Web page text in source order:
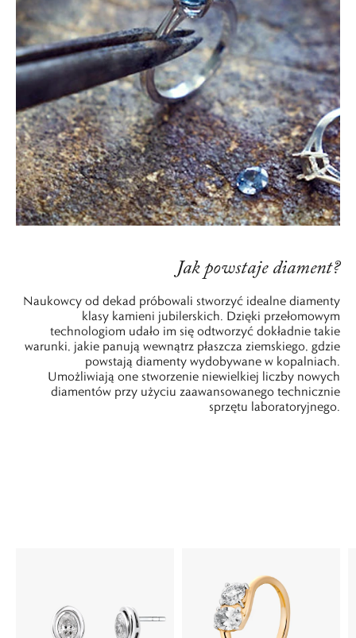
Jak powstaje diament?
Naukowcy od dekad próbowali stworzyć idealne diamenty
klasy kamieni jubilerskich. Dzięki przełomowym
technologiom udało im się odtworzyć dokładnie takie
warunki, jakie panują wewnątrz płaszcza ziemskiego, gdzie
powstają diamenty wydobywane w kopalniach.
Umożliwiają one stworzenie niewielkiej liczby nowych
diamentów przy użyciu zaawansowanego technicznie
sprzętu laboratoryjnego.